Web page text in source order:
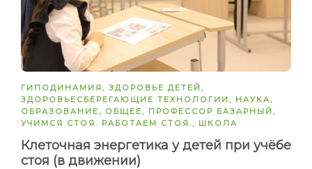
ГИПОДИНАМИЯ, ЗДОРОВЬЕ ДЕТЕЙ,
ЗДОРОВЬЕСБЕРЕГАЮЩИЕ ТЕХНОЛОГИИ, НАУКА,
ОБРАЗОВАНИЕ, ОБЩЕЕ, ПРОФЕССОР БАЗАРНЫЙ,
УЧИМСЯ СТОЯ. РАБОТАЕМ СТОЯ., ШКОЛА
Клеточная энергетика у детей при учёбе
стоя (в движении)